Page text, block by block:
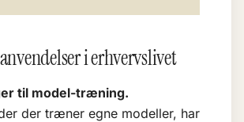
i erhvervslivet
til model-træning.
der træner egne modeller, har